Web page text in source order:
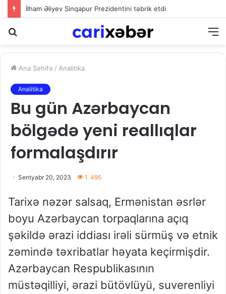
İlham Əliyev Sinqapur Prezidentini təbrik etdi
Ana Səhifə / Analitika
Analitika
Bu gün Azərbaycan
bölgədə yeni reallıqlar
formalaşdırır
Sentyabr 20, 2023 1. 495
Tarixə nəzər salsaq, Ermənistan əsrlər
boyu Azərbaycan torpaqlarına açıq
şəkildə ərazi iddiası irəli sürmüş və etnik
zəmində təxribatlar həyata keçirmişdir.
Azərbaycan Respublikasının
müstəqilliyi, ərazi bütövlüyü, suverenliyi